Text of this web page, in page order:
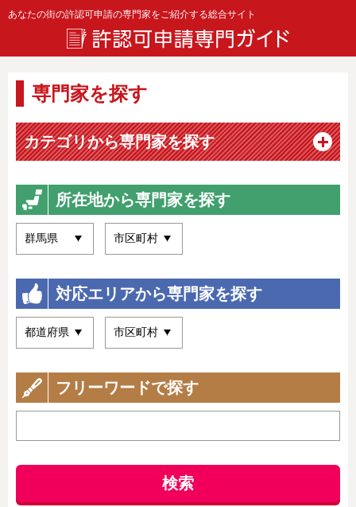
あなたの街の許認可申請の専門家をご紹介する総合サイト
専門家を探す
カテゴリから専門家を探す
所在地から専門家を探す
対応エリアから専門家を探す
フリーワードで探す
検索